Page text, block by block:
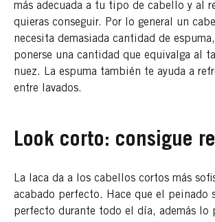
más adecuada a tu tipo de cabello y al
quieras conseguir. Por lo general un
necesita demasiada cantidad de
ponerse una cantidad que equivalga al
nuez. La espuma también te ayuda a
entre lavados.
Look corto: consigue
La laca da a los cabellos cortos más
acabado perfecto. Hace que el peinado
perfecto durante todo el día, además lo